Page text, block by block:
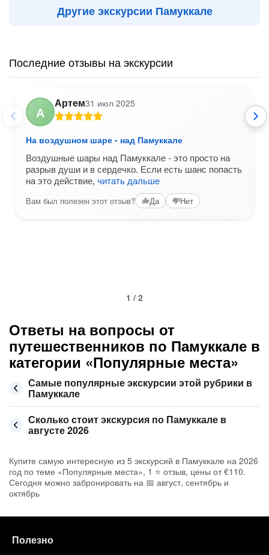
Другие экскурсии Памуккале
Последние отзывы на экскурсии
А
Артем31 июл 2025
На воздушном шаре - над Памуккале
Воздушные шары над Памуккале - это просто на
разрыв души и в сердечко. Если есть шанс попасть
на это действие, читать дальше
Вам был полезен этот отзыв? Да Нет
1 / 2
Ответы на вопросы от
путешественников по Памуккале в
категории «Популярные места»
Самые популярные экскурсии этой рубрики в
Памуккале
Сколько стоит экскурсия по Памуккале в
августе 2026
Купите самую интересную из 5 экскурсий в Памуккале на 2026
год по теме «Популярные места», 1 ⭐ отзыв, цены от €110.
Сегодня можно забронировать на 📅 август, сентябрь и
октябрь
Полезно